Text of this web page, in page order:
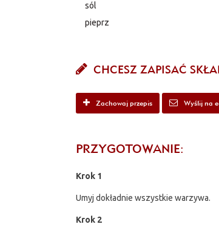
sól
pieprz
CHCESZ ZAPISAĆ
Zachowaj przepis Wyślij na
PRZYGOTOWANIE:
Krok 1
Umyj dokładnie wszystkie warzywa.
Krok 2